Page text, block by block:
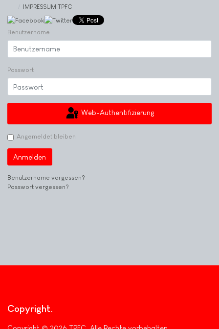
IMPRESSUM TPFC
Benutzername
Passwort
Web-Authentifizierung
Angemeldet bleiben
Anmelden
Benutzername vergessen?
Passwort vergessen?
Copyright